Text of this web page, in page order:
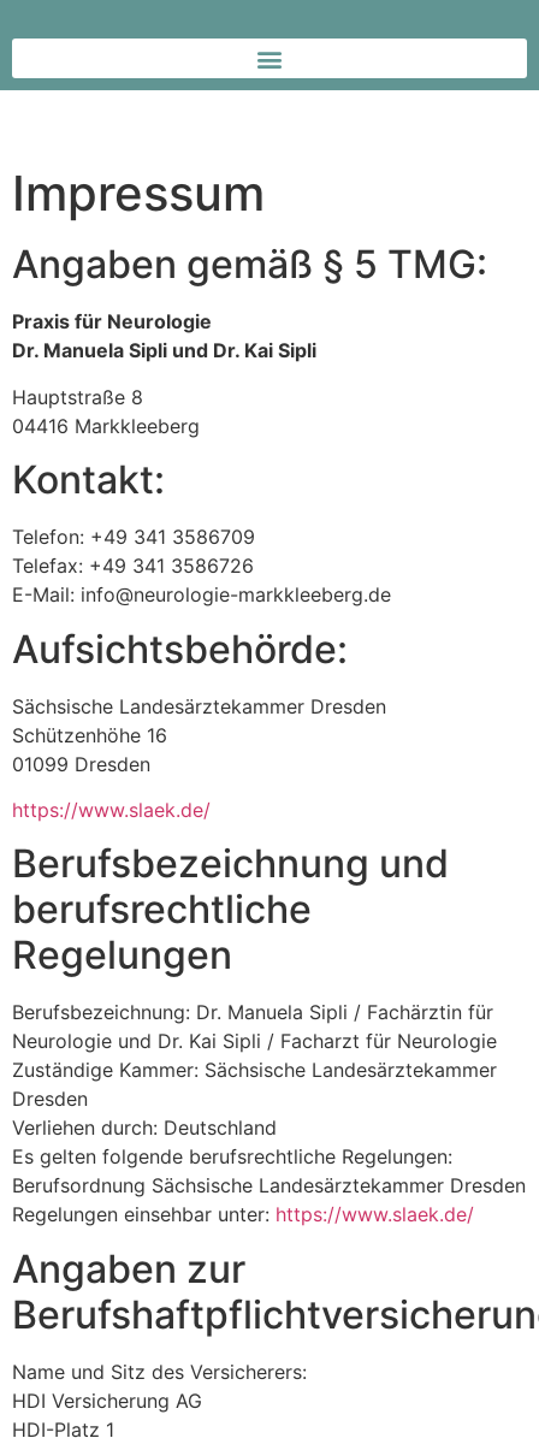
Impressum
Angaben gemäß § 5 TMG:
Praxis für Neurologie
Dr. Manuela Sipli und Dr. Kai Sipli
Hauptstraße 8
04416 Markkleeberg
Kontakt:
Telefon: +49 341 3586709
Telefax: +49 341 3586726
E-Mail: info@neurologie-markkleeberg.de
Aufsichtsbehörde:
Sächsische Landesärztekammer Dresden
Schützenhöhe 16
01099 Dresden
https://www.slaek.de/
Berufsbezeichnung und
berufsrechtliche
Regelungen
Berufsbezeichnung: Dr. Manuela Sipli / Fachärztin für
Neurologie und Dr. Kai Sipli / Facharzt für Neurologie
Zuständige Kammer: Sächsische Landesärztekammer
Dresden
Verliehen durch: Deutschland
Es gelten folgende berufsrechtliche Regelungen:
Berufsordnung Sächsische Landesärztekammer Dresden
Regelungen einsehbar unter: https://www.slaek.de/
Angaben zur
Name und Sitz des Versicherers:
HDI Versicherung AG
HDI-Platz 1